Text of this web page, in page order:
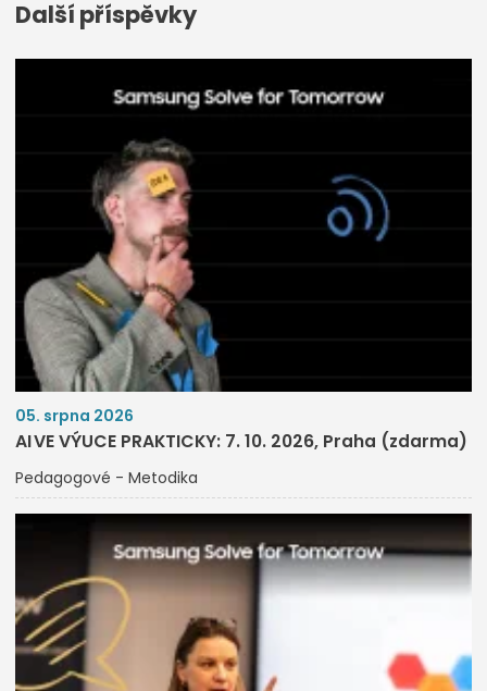
Další příspěvky
05. srpna 2026
AI VE VÝUCE PRAKTICKY: 7. 10. 2026, Praha (zdarma)
Pedagogové - Metodika